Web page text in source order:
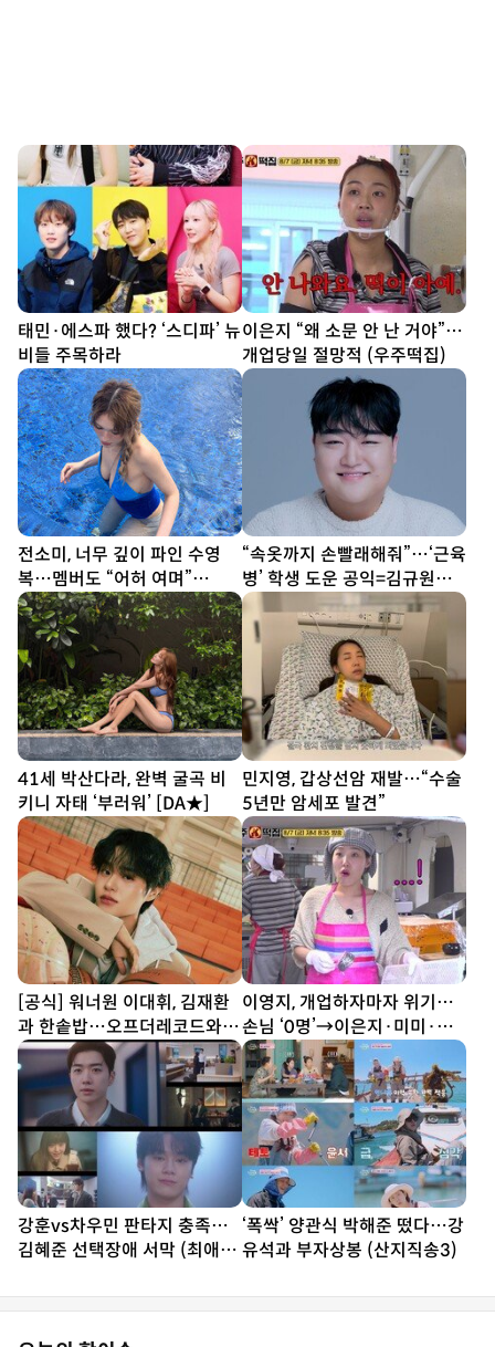
태민·에스파 했다? ‘스디파’ 뉴
비들 주목하라
이은지 “왜 소문 안 난 거야”…
개업당일 절망적 (우주떡집)
전소미, 너무 깊이 파인 수영
복…멤버도 “어허 여며”
[DA★]
“속옷까지 손빨래해줘”…‘근육
병’ 학생 도운 공익=김규원
[DA이슈]
41세 박산다라, 완벽 굴곡 비
키니 자태 ‘부러워’ [DA★]
민지영, 갑상선암 재발…“수술
5년만 암세포 발견”
[공식] 워너원 이대휘, 김재환
과 한솥밥…오프더레코드와
전속계약
이영지, 개업하자마자 위기…
손님 ‘0명’→이은지·미미·안
유진 ‘노조 결성’ (우주떡집)
강훈vs차우민 판타지 충족…
김혜준 선택장애 서막 (최애의
‘폭싹’ 양관식 박해준 떴다…강
유석과 부자상봉 (산지직송3)